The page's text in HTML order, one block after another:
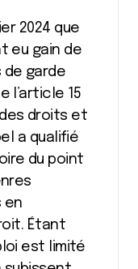
eu gain de
de garde
l’article 15
droits et
a qualifié
du point
en
Étant
est limité